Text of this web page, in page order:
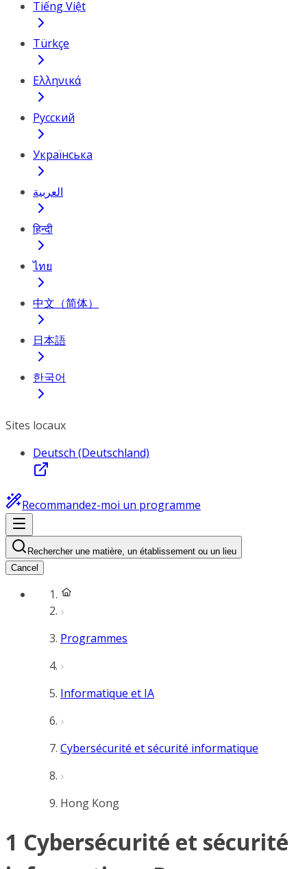
Tiếng Việt
Türkçe
Ελληνικά
Русский
Українська
العربية
हिन्दी
ไทย
中文（简体）
日本語
한국어
Sites locaux
Deutsch (Deutschland)
Recommandez-moi un programme
Rechercher une matière, un établissement ou un lieu
Cancel
Programmes
Informatique et IA
Cybersécurité et sécurité informatique
Hong Kong
1 Cybersécurité et sécurité